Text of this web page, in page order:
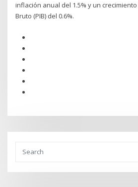
inflación anual del 1.5% y un
Bruto (PIB) del 0.6%.